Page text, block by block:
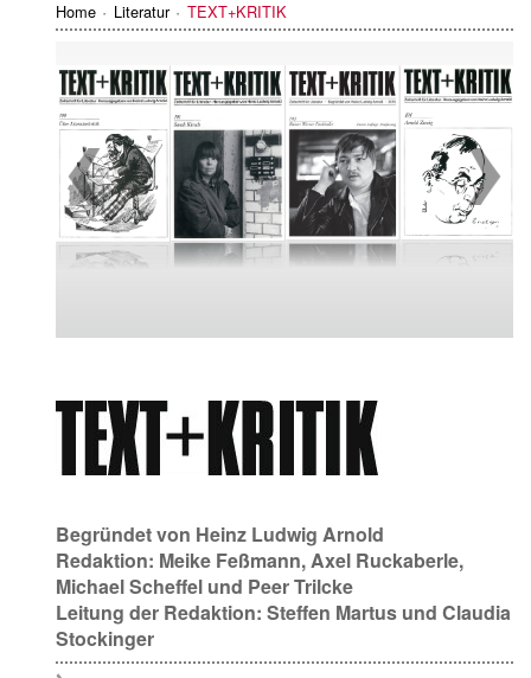
Home Literatur TEXT+KRITIK
Begründet von Heinz Ludwig Arnold
Redaktion: Meike Feßmann,Axel Ruckaberle,
Michael Scheffel und Peer Trilcke
Leitung der Redaktion: Steffen Martus und Claudia
Stockinger